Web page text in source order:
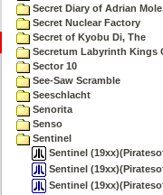
Secret Diary of Adrian
Secret Nuclear Factory
Secret of Kyobu Di, The
Secretum Labyrinth Kings
Sector 10
See-Saw Scramble
Seeschlacht
Senorita
Senso
Sentinel
Sentinel
Sentinel
Sentinel